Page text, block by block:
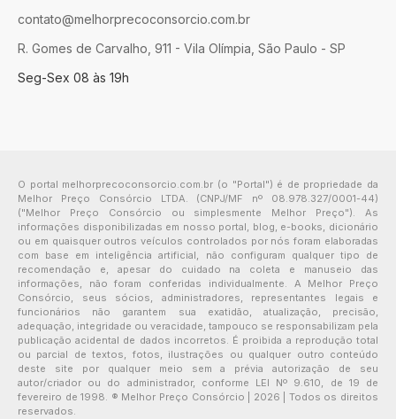
contato@melhorprecoconsorcio.com.br
R. Gomes de Carvalho, 911 - Vila Olímpia, São Paulo - SP
Seg-Sex 08 às 19h
O portal melhorprecoconsorcio.com.br (o "Portal") é de propriedade da
Melhor Preço Consórcio LTDA. (CNPJ/MF nº 08.978.327/0001-44)
("Melhor Preço Consórcio ou simplesmente Melhor Preço"). As
informações disponibilizadas em nosso portal, blog, e-books, dicionário
ou em quaisquer outros veículos controlados por nós foram elaboradas
com base em inteligência artificial, não configuram qualquer tipo de
recomendação e, apesar do cuidado na coleta e manuseio das
informações, não foram conferidas individualmente. A Melhor Preço
Consórcio, seus sócios, administradores, representantes legais e
funcionários não garantem sua exatidão, atualização, precisão,
adequação, integridade ou veracidade, tampouco se responsabilizam pela
publicação acidental de dados incorretos. É proibida a reprodução total
ou parcial de textos, fotos, ilustrações ou qualquer outro conteúdo
deste site por qualquer meio sem a prévia autorização de seu
autor/criador ou do administrador, conforme LEI Nº 9.610, de 19 de
fevereiro de 1998. ® Melhor Preço Consórcio | 2026 | Todos os direitos
reservados.